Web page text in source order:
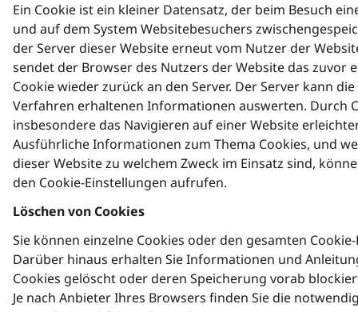
Ein Cookie ist ein kleiner Datensatz, der beim Besuch
und auf dem System Websitebesuchers
der Server dieser Website erneut vom Nutzer der
sendet der Browser des Nutzers der Website das zuvor
Cookie wieder zurück an den Server. Der Server kann
Verfahren erhaltenen Informationen auswerten. Durch
insbesondere das Navigieren auf einer Website
Ausführliche Informationen zum Thema Cookies, und
dieser Website zu welchem Zweck im Einsatz sind,
den Cookie-Einstellungen aufrufen.
Löschen von Cookies
Sie können einzelne Cookies oder den gesamten
Darüber hinaus erhalten Sie Informationen und
Cookies gelöscht oder deren Speicherung vorab
Je nach Anbieter Ihres Browsers finden Sie die